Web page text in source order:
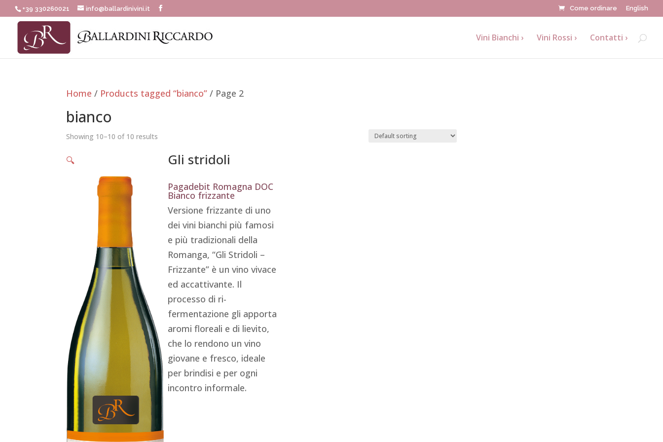
+39 330260021 info@ballardinivini.it Come ordinare English
Vini Bianchi Vini Rossi Contatti
Home / Products tagged “bianco” / Page 2
bianco
Showing 10–10 of 10 results
🔍 Gli stridoli
Pagadebit Romagna DOC
Bianco frizzante
Versione frizzante di uno
dei vini bianchi più famosi
e più tradizionali della
Romanga, “Gli Stridoli –
Frizzante” è un vino vivace
ed accattivante. Il
processo di ri-
fermentazione gli apporta
aromi floreali e di lievito,
che lo rendono un vino
giovane e fresco, ideale
per brindisi e per ogni
incontro informale.